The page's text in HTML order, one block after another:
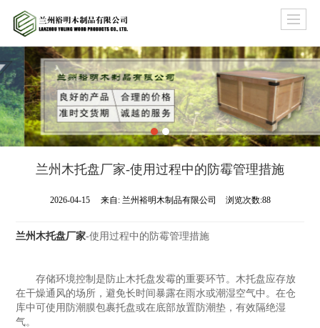
兰州木托盘厂家​-使用过程中的防霉管理措施
2026-04-15 来自: 兰州裕明木制品有限公司 浏览次数:88
兰州木托盘厂家-使用过程中的防霉管理措施
存储环境控制是防止木托盘发霉的重要环节。木托盘应存放
在干燥通风的场所，避免长时间暴露在雨水或潮湿空气中。在仓
库中可使用防潮膜包裹托盘或在底部放置防潮垫，有效隔绝湿
气。